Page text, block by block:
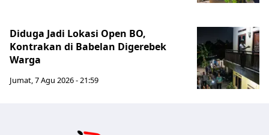
Diduga Jadi Lokasi Open BO,
Kontrakan di Babelan Digerebek
Warga
Jumat, 7 Agu 2026 - 21:59